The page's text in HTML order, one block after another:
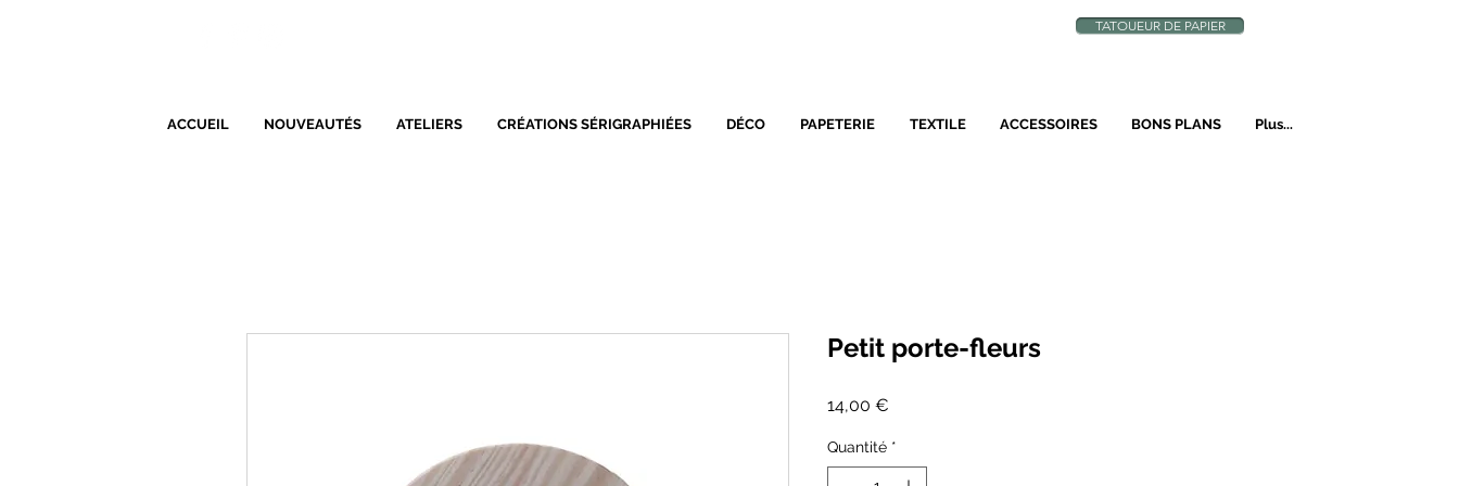
TATOUEUR DE PAPIER
ACCUEIL NOUVEAUTÉS ATELIERS CRÉATIONS SÉRIGRAPHIÉES DÉCO PAPETERIE TEXTILE ACCESSOIRES BONS PLANS Plus...
Petit porte-fleurs
14,00 €
Quantité *